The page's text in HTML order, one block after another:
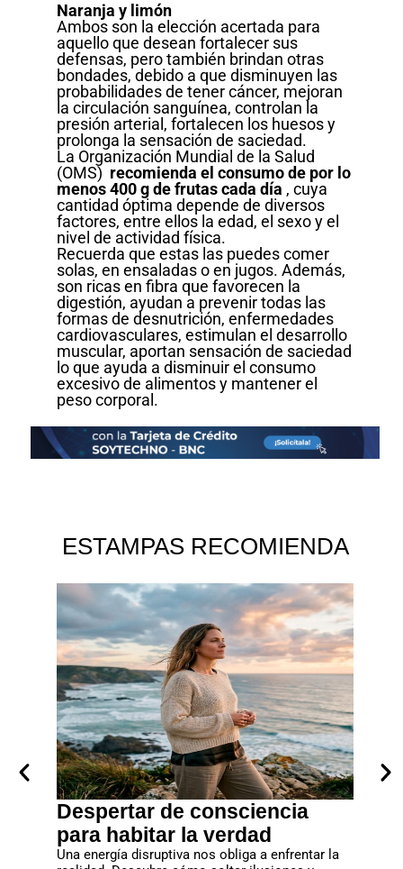
Naranja y limón
Ambos son la elección acertada para
aquello que desean fortalecer sus
defensas, pero también brindan otras
bondades, debido a que disminuyen las
probabilidades de tener cáncer, mejoran
la circulación sanguínea, controlan la
presión arterial, fortalecen los huesos y
prolonga la sensación de saciedad.
La Organización Mundial de la Salud
(OMS) recomienda el consumo de por lo
menos 400 g de frutas cada día , cuya
cantidad óptima depende de diversos
factores, entre ellos la edad, el sexo y el
nivel de actividad física.
Recuerda que estas las puedes comer
solas, en ensaladas o en jugos. Además,
son ricas en fibra que favorecen la
digestión, ayudan a prevenir todas las
formas de desnutrición, enfermedades
cardiovasculares, estimulan el desarrollo
muscular, aportan sensación de saciedad
lo que ayuda a disminuir el consumo
excesivo de alimentos y mantener el
peso corporal.
ESTAMPAS RECOMIENDA
Despertar de consciencia
para habitar la verdad
Una energía disruptiva nos obliga a enfrentar la